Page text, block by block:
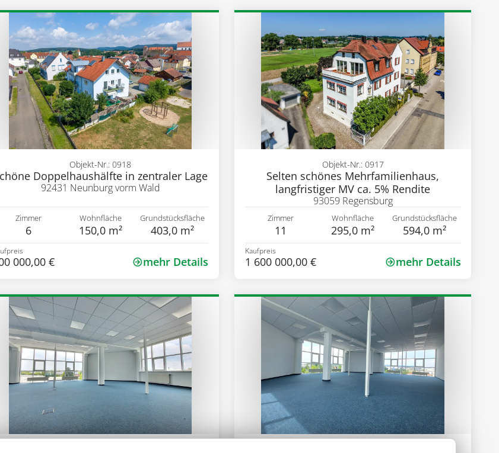
Doppelhaushälfte in zentraler Lage
Objekt-Nr.: 0918
92431 Neunburg vorm Wald
Zimmer
6
Wohnfläche
150,0 m²
Grundstücksfläche
403,0 m²
000,00 € mehr Details
Selten schönes Mehrfamilienhaus,
langfristiger MV ca. 5% Rendite
Objekt-Nr.: 0917
93059 Regensburg
Zimmer
11
Wohnfläche
295,0 m²
Grundstücksfläche
594,0 m²
Kaufpreis
1 600 000,00 € mehr Details